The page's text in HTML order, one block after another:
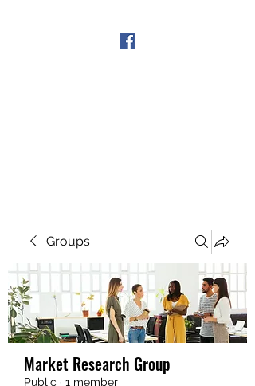
Groups
Market Research Group
Public · 1 member